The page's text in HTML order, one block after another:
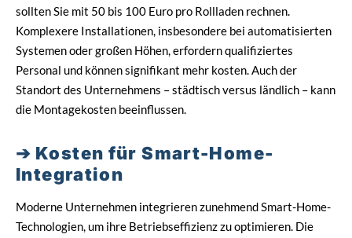
sollten Sie mit 50 bis 100 Euro pro Rollladen rechnen.
Komplexere Installationen, insbesondere bei automatisierten
Systemen oder großen Höhen, erfordern qualifiziertes
Personal und können signifikant mehr kosten. Auch der
Standort des Unternehmens – städtisch versus ländlich – kann
die Montagekosten beeinflussen.
Kosten für Smart-Home-
Integration
Moderne Unternehmen integrieren zunehmend Smart-Home-
Technologien, um ihre Betriebseffizienz zu optimieren. Die